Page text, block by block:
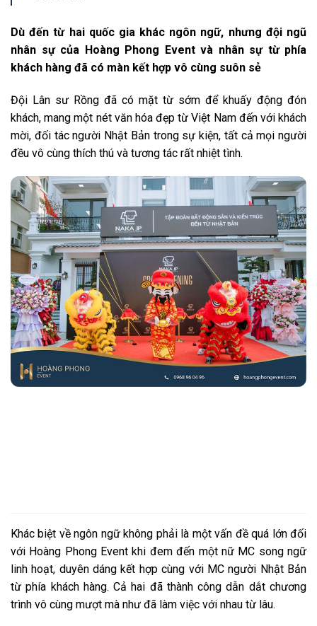
Dù đến từ hai quốc gia khác ngôn ngữ, nhưng đội ngũ
nhân sự của Hoàng Phong Event và nhân sự từ phía
khách hàng đã có màn kết hợp vô cùng suôn sẻ
Đội Lân sư Rồng đã có mặt từ sớm để khuấy động đón
khách, mang một nét văn hóa đẹp từ Việt Nam đến với khách
mời, đối tác người Nhật Bản trong sự kiện, tất cả mọi người
đều vô cùng thích thú và tương tác rất nhiệt tình.
Khác biệt về ngôn ngữ không phải là một vấn đề quá lớn đối
với Hoàng Phong Event khi đem đến một nữ MC song ngữ
linh hoạt, duyên dáng kết hợp cùng với MC người Nhật Bản
từ phía khách hàng. Cả hai đã thành công dẫn dắt chương
trình vô cùng mượt mà như đã làm việc với nhau từ lâu.